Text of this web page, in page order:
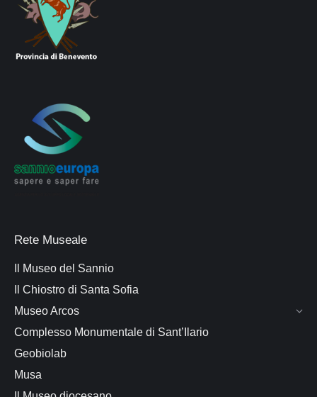
Rete Museale
Il Museo del Sannio
Il Chiostro di Santa Sofia
Museo Arcos
Complesso Monumentale di Sant’Ilario
Geobiolab
Musa